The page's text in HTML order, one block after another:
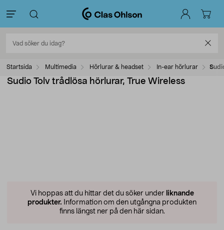
Startsida Multimedia Hörlurar & headset In-ear hörlurar
Sudio Tolv trådlösa hörlurar, True Wireless
Vi hoppas att du hittar det du söker under liknande
produkter. Information om den utgångna produkten
finns längst ner på den här sidan.